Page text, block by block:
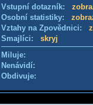
Vstupní dotazník:
Osobní statistiky:
Vztahy na Zpovědnici:
Smajlíci: skryj
Miluje:
Nenávidí:
Obdivuje: